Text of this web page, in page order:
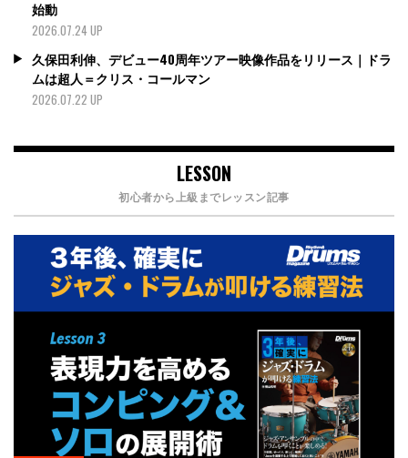
始動
2026.07.24 UP
久保田利伸、デビュー40周年ツアー映像作品をリリース｜ドラ
ムは超人＝クリス・コールマン
2026.07.22 UP
LESSON
初心者から上級までレッスン記事